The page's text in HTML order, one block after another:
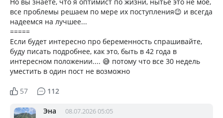
все проблемы решаем по мере их поступления😉 и всегда
надеемся на лучшее...
=====
Если будет интересно про беременность спрашивайте,
буду писать подробнее, как это, быть в 42 года в
интересном положении.... 😅 потому что все 30 недель
уместить в один пост не возможно
57 112
Эна 08.07.2026 05:05